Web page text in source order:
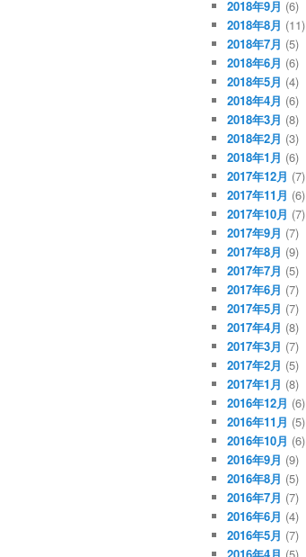
2018年9月 (6)
2018年8月 (11)
2018年7月 (5)
2018年6月 (6)
2018年5月 (4)
2018年4月 (6)
2018年3月 (8)
2018年2月 (3)
2018年1月 (6)
2017年12月 (7)
2017年11月 (6)
2017年10月 (7)
2017年9月 (7)
2017年8月 (9)
2017年7月 (5)
2017年6月 (7)
2017年5月 (7)
2017年4月 (8)
2017年3月 (7)
2017年2月 (5)
2017年1月 (8)
2016年12月 (6)
2016年11月 (5)
2016年10月 (6)
2016年9月 (9)
2016年8月 (5)
2016年7月 (7)
2016年6月 (4)
2016年5月 (7)